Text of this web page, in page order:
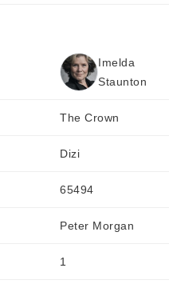
Imelda
Staunton
The Crown
Dizi
65494
Peter Morgan
1